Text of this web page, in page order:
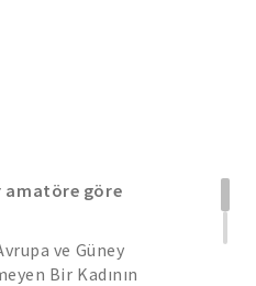
amatöre göre
ve Güney
Bir Kadının